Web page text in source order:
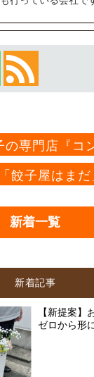
の専門店『コ
餃子屋はま
新着一覧
新着記事
【新提案】
ゼロから形